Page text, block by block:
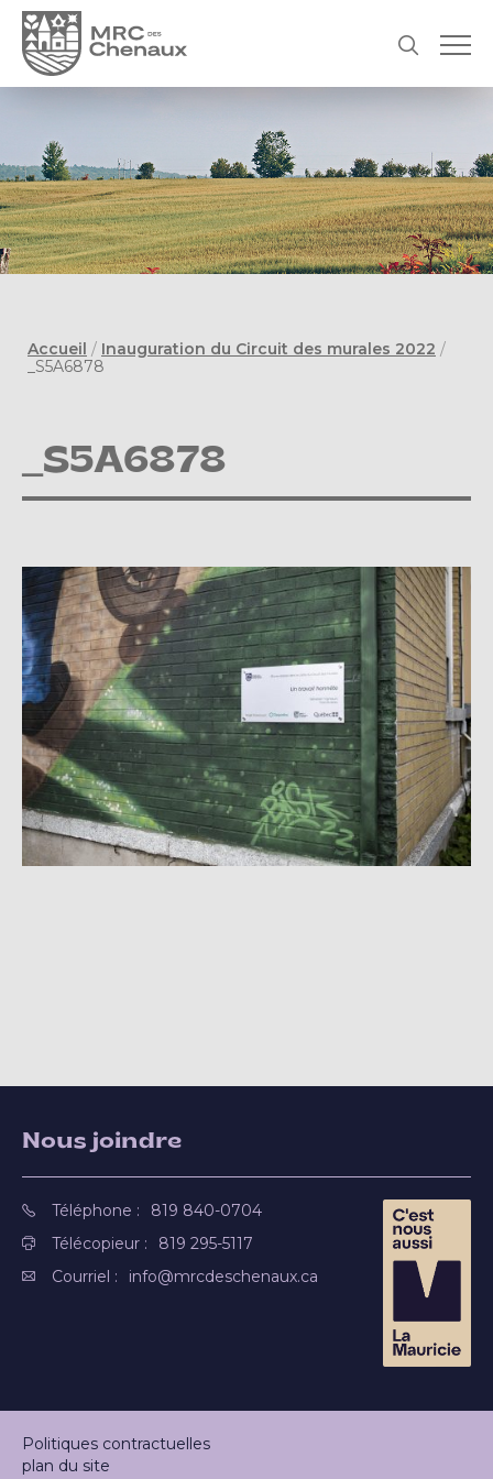
Accueil / Inauguration du Circuit des murales 2022 /
_S5A6878
_S5A6878
Nous joindre
Téléphone :
819 840-0704
Télécopieur :
819 295-5117
Courriel :
info@mrcdeschenaux.ca
Politiques contractuelles
plan du site